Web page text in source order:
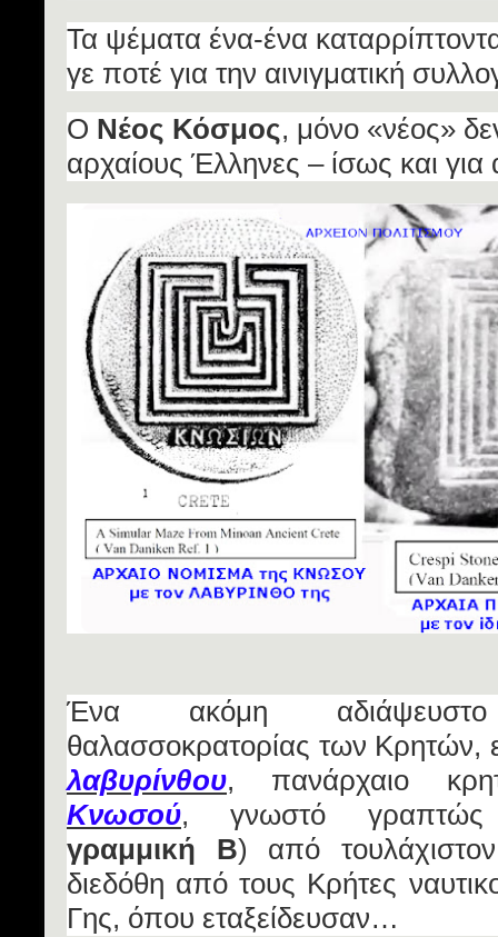
Τα ψέματα ένα-ένα
γε ποτέ για την αινιγματική
Ο Νέος Κόσμος, μόνο «νέος»
αρχαίους Έλληνες – ίσως και
Ένα ακόμη
θαλασσοκρατορίας των Κρητών,
λαβυρίνθου, πανάρχαιο
Κνωσού, γνωστό γραπτώς
γραμμική Β) από
διεδόθη από τους Κρήτες
Γης, όπου εταξείδευσαν…